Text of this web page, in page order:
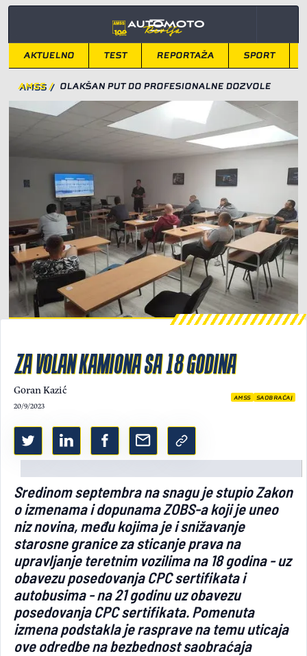
AKTUELNO TEST REPORTAŽA SPORT
AMSS / OLAKŠAN PUT DO PROFESIONALNE DOZVOLE
ZA VOLAN KAMIONA SA 18 GODINA
Goran Kazić
20/9/2023
AMSS SAOBRAĆAJ
Sredinom septembra na snagu je stupio Zakon
o izmenama i dopunama ZOBS-a koji je uneo
niz novina, među kojima je i snižavanje
starosne granice za sticanje prava na
upravljanje teretnim vozilima na 18 godina - uz
obavezu posedovanja CPC sertifikata i
autobusima - na 21 godinu uz obavezu
posedovanja CPC sertifikata. Pomenuta
izmena podstakla je rasprave na temu uticaja
ove odredbe na bezbednost saobraćaja